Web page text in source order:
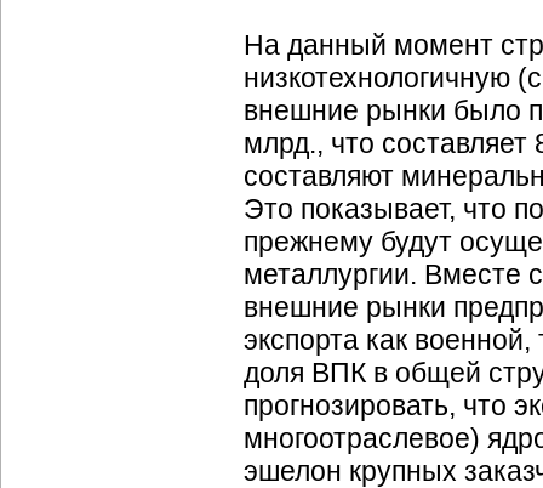
На данный момент
низкотехнологичную
внешние рынки было
млрд., что составляет
составляют
Это показывает, что
прежнему будут
металлургии. Вместе
внешние рынки
экспорта как
доля ВПК в общей
прогнозировать, что
многоотраслевое)
эшелон крупных